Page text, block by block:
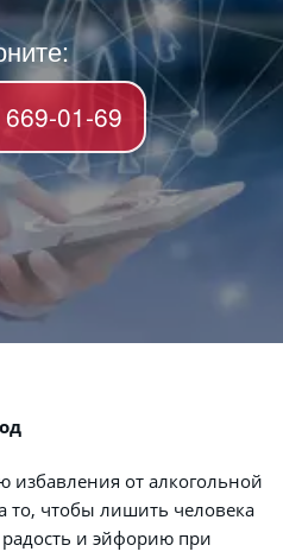
01-69
то, чтобы лишить человека
и эйфорию при